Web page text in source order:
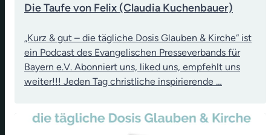
Die Taufe von Felix (Claudia Kuchenbauer)
„Kurz & gut – die tägliche Dosis Glauben & Kirche“ ist
ein Podcast des Evangelischen Presseverbands für
Bayern e.V. Abonniert uns, liked uns, empfehlt uns
weiter!!! Jeden Tag christliche inspirierende …